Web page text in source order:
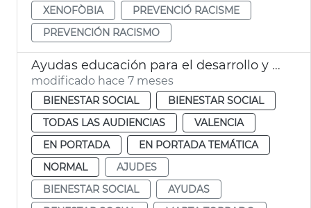
XENOFÒBIA
PREVENCIÓ RACISME
PREVENCIÓN RACISMO
Ayudas educación para el desarrollo y para la ciudadanía global 2025
modificado hace 7 meses
BIENESTAR SOCIAL
BIENESTAR SOCIAL
TODAS LAS AUDIENCIAS
VALENCIA
EN PORTADA
EN PORTADA TEMÁTICA
NORMAL
AJUDES
BIENESTAR SOCIAL
AYUDAS